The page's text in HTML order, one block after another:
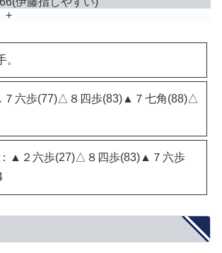
+
７六歩(77)△８四歩(83)▲７七角(88)△
▲２六歩(27)△８四歩(83)▲７六歩